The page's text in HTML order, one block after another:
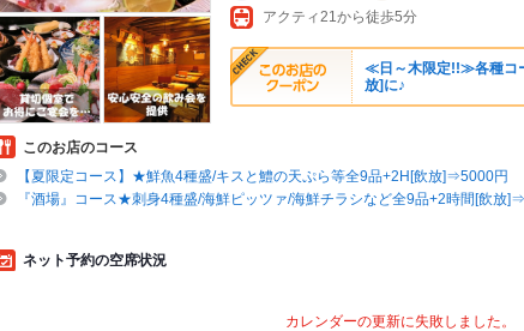
アクティ21から徒歩5分
≪日～木限定!!≫各種コ
放]に♪
このお店のコース
【夏限定コース】★鮮魚4種盛/キスと鱧の天ぷら等全9品+2H[飲放]⇒5000円
『酒場』コース★刺身4種盛/海鮮ピッツァ/海鮮チラシなど全9品+2時間[飲放
ネット予約の空席状況
カレンダーの更新に失敗しました。